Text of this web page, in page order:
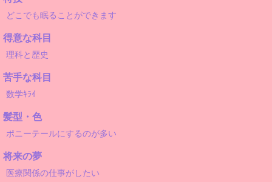
どこでも眠ることができます
得意な科目
理科と歴史
苦手な科目
数学ｷﾗｲ
髪型・色
ポニーテールにするのが多い
将来の夢
医療関係の仕事がしたい